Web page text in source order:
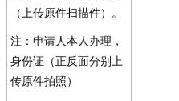
（上传原件扫描件）。
注：申请人本人办理，
身份证（正反面分别上
传原件拍照）